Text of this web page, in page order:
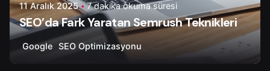
11 Aralık 2025 7 dakika okuma süresi
SEO’da Fark Yaratan Semrush Teknikleri
Google SEO Optimizasyonu